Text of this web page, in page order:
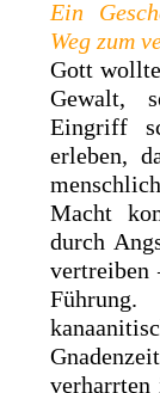
Ein
Weg zum
Gott
Gewalt,
Eingriff
erleben,
Macht
durch
vertreiben